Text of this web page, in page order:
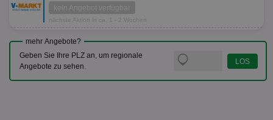
kein Angebot verfügbar
nächste Aktion in ca. 1 - 2 Wochen
mehr Angebote?
Geben Sie Ihre PLZ an, um regionale
Angebote zu sehen.